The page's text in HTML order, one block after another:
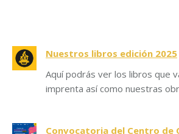
Nuestros libros edición 2025
Aquí podrás ver los libros que
imprenta así como nuestras
Convocatoria del Centro de